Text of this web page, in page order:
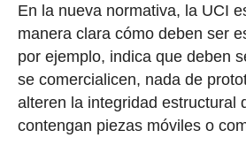
En la nueva normativa, la UCI
manera clara cómo deben ser
por ejemplo, indica que deben
se comercialicen, nada de
alteren la integridad estructural
contengan piezas móviles o